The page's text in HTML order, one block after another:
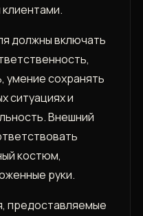
должны включать
умение сохранять
ситуациях и
Внешний
костюм,
руки.
предоставляемые